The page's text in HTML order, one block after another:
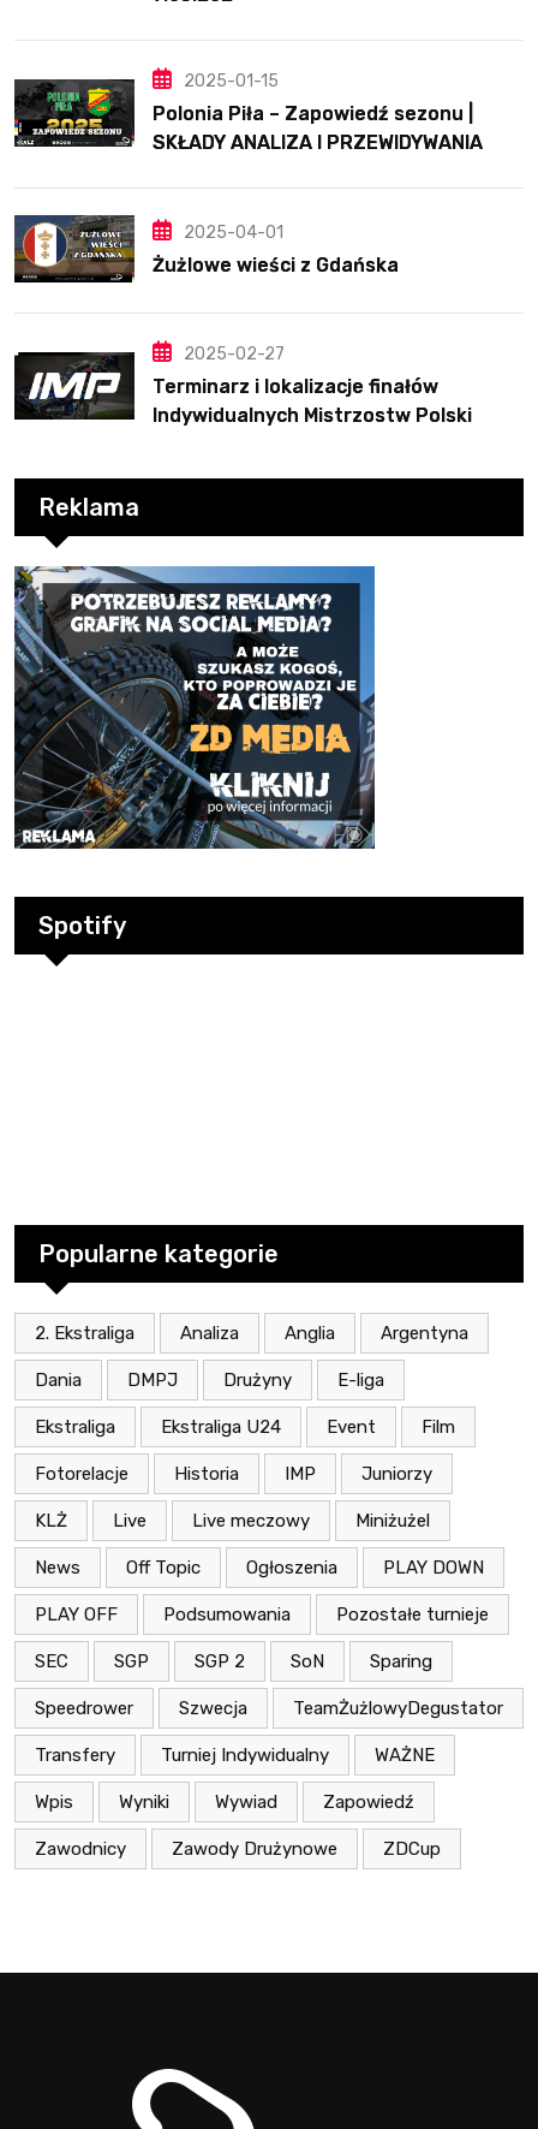
2025-01-15
Polonia Piła – Zapowiedź sezonu |
SKŁADY ANALIZA I PRZEWIDYWANIA
2025-04-01
Żużlowe wieści z Gdańska
2025-02-27
Terminarz i lokalizacje finałów
Indywidualnych Mistrzostw Polski
Reklama
Spotify
Popularne kategorie
2. Ekstraliga Analiza Anglia Argentyna
Dania DMPJ Drużyny E-liga
Ekstraliga Ekstraliga U24 Event Film
Fotorelacje Historia IMP Juniorzy
KLŻ Live Live meczowy Miniżużel
News Off Topic Ogłoszenia PLAY DOWN
PLAY OFF Podsumowania Pozostałe turnieje
SEC SGP SGP 2 SoN Sparing
Speedrower Szwecja TeamŻużlowyDegustator
Transfery Turniej Indywidualny WAŻNE
Wpis Wyniki Wywiad Zapowiedź
Zawodnicy Zawody Drużynowe ZDCup